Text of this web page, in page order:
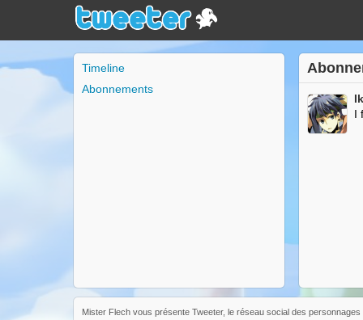
Timeline
Abonnements
I
Mister Flech vous présente Tweeter, le réseau social des